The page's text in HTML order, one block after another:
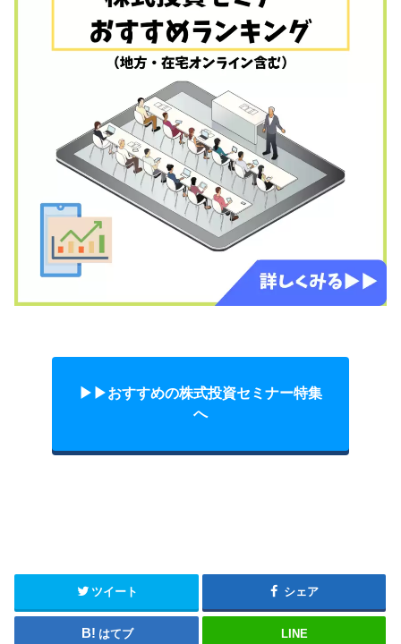
▶︎▶︎おすすめの株式投資セミナー特集
へ
ツイート シェア
はてブ LINE